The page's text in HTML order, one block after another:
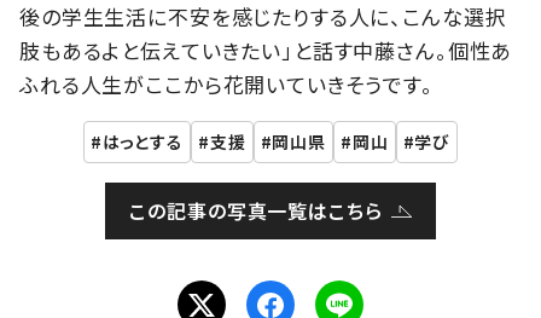
後の学生生活に不安を感じたりする人に、こんな選択
肢もあるよと伝えていきたい」と話す中藤さん。個性あ
ふれる人生がここから花開いていきそうです。
はっとする 支援 岡山県 岡山 学び
この記事の写真一覧はこちら